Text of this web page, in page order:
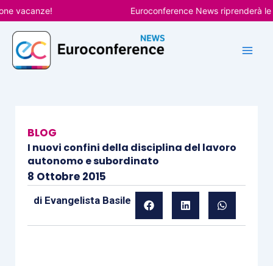
Vai
al
contenuto
Euroconference News riprenderà le
BLOG
I nuovi confini della disciplina del lavoro
autonomo e subordinato
8 Ottobre 2015
di Evangelista Basile